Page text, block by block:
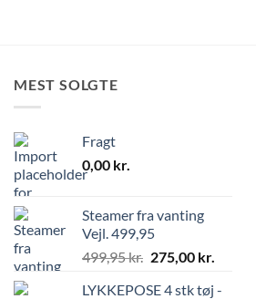
MEST SOLGTE
Fragt
0,00 kr.
Steamer fra vanting
Vejl. 499,95
499,95kr. 275,00 kr.
LYKKEPOSE 4 stk tøj -